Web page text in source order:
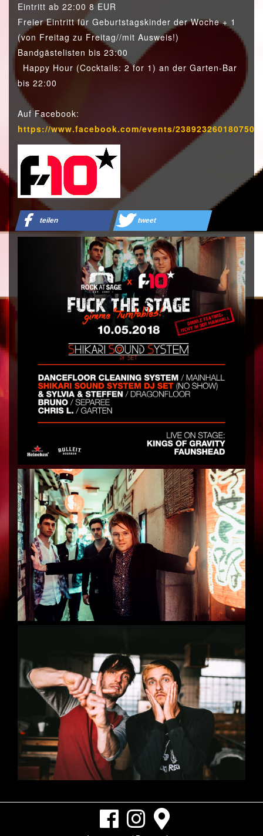
Eintritt ab 22:00 8 EUR
Freier Eintritt für Geburtstagskinder der Woche + 1
(von Freitag zu Freitag//mit Ausweis!)
Bandgästelisten bis 23:00
Happy Hour (Cocktails: 2 for 1) an der Garten-Bar
bis 22:00
Auf Facebook:
https://www.facebook.com/events/238923260180750
teilen tweet